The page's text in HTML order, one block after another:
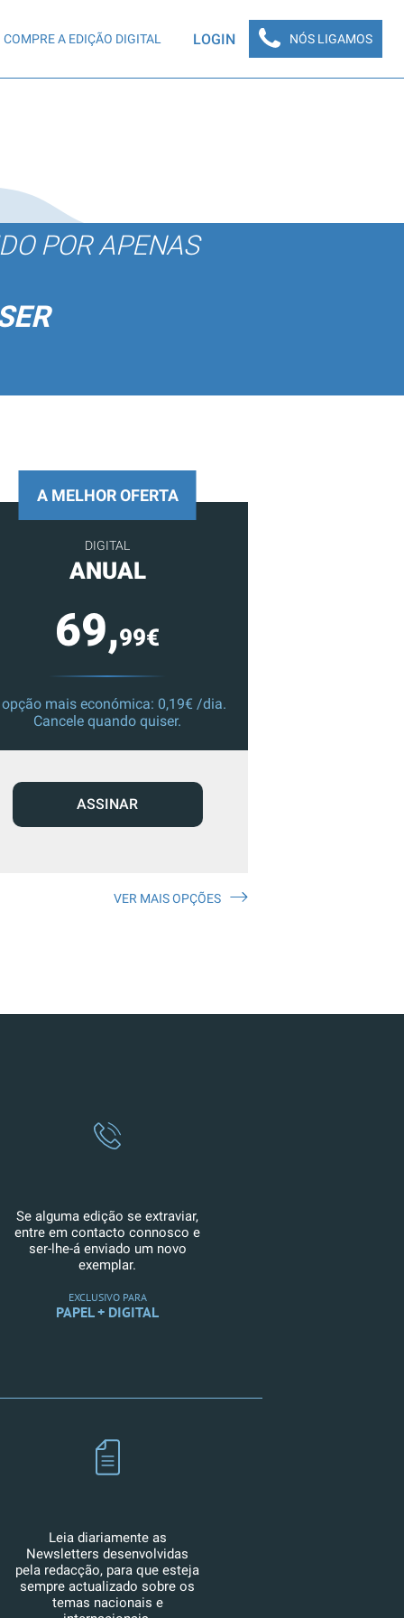
COMPRE A EDIÇÃO DIGITAL LOGIN NÓS LIGAMOS
POR APENAS
A MELHOR OFERTA
DIGITAL
ANUAL
69,99€
mais económica: 0,19€ /dia.
Cancele quando quiser.
ASSINAR
VER MAIS OPÇÕES
Se alguma edição se extraviar,
entre em contacto connosco e
ser-lhe-á enviado um novo
exemplar.
EXCLUSIVO PARA
PAPEL + DIGITAL
Leia diariamente as
Newsletters desenvolvidas
pela redacção, para que esteja
sempre actualizado sobre os
temas nacionais e